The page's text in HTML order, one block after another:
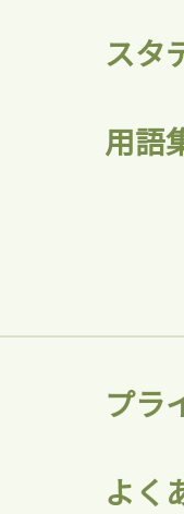
に入りに
会員登録
スタ
用語
プラ
よく